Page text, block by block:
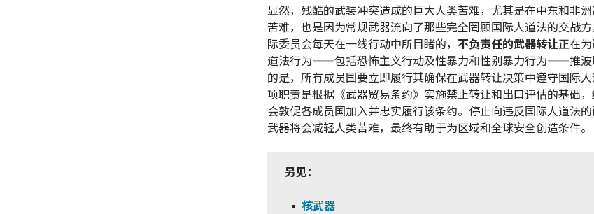
显然，残酷的武装冲突造成的巨大人类苦难，尤其是在中东和非
苦难，也是因为常规武器流向了那些完全罔顾国际人道法的交战
际委员会每天在一线行动中所目睹的， 不负责任的武器转让正在
道法行为——包括恐怖主义行动及性暴力和性别暴力行为——推波
的是，所有成员国要立即履行其确保在武器转让决策中遵守国际
项职责是根据《武器贸易条约》实施禁止转让和出口评估的基础
会敦促各成员国加入并忠实履行该条约。停止向违反国际人道法
武器将会减轻人类苦难，最终有助于为区域和全球安全创造条件。
另见：
核武器